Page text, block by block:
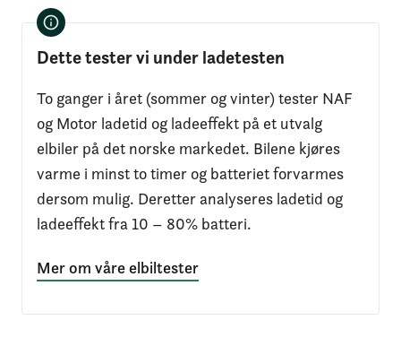
Dette tester vi under ladetesten
To ganger i året (sommer og vinter) tester NAF
og Motor ladetid og ladeeffekt på et utvalg
elbiler på det norske markedet. Bilene kjøres
varme i minst to timer og batteriet forvarmes
dersom mulig. Deretter analyseres ladetid og
ladeeffekt fra 10 – 80% batteri.
Mer om våre elbiltester